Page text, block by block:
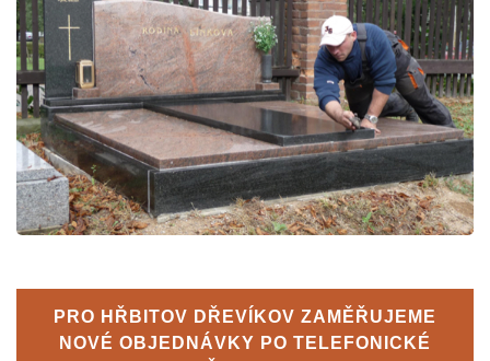
PRO HŘBITOV DŘEVÍKOV ZAMĚŘUJEME
NOVÉ OBJEDNÁVKY PO TELEFONICKÉ